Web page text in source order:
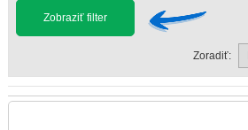
Zobraziť filter
Zoradiť: